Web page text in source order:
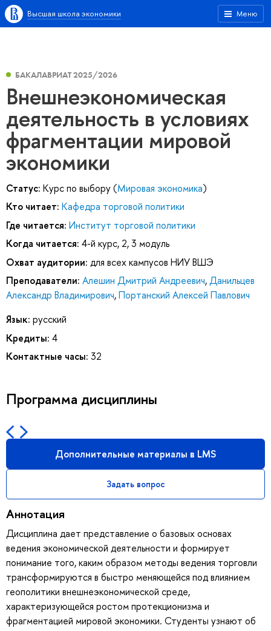
Меню
Высшая школа экономики
БАКАЛАВРИАТ 2025/2026
Внешнеэкономическая
деятельность в условиях
фрагментации мировой
экономики
Статус: Курс по выбору (Мировая экономика)
Кто читает: Кафедра торговой политики
Где читается: Институт торговой политики
Когда читается: 4-й курс, 2, 3 модуль
Охват аудитории: для всех кампусов НИУ ВШЭ
Преподаватели: Алешин Дмитрий Андреевич,Данильцев
Александр Владимирович,Портанский Алексей Павлович
Язык: русский
Кредиты: 4
Контактные часы: 32
Программа дисциплины
Дополнительные материалы в LMS
Задать вопрос
Аннотация
Дисциплина дает представление о базовых основах
ведения экономической деятельности и формирует
понимание того, каким образом методы ведения торговли
трансформируются в быстро меняющейся под влиянием
геополитики внешнеэкономической среде,
характеризующейся ростом протекционизма и
фрагментацией мировой экономики. Студенты узнают об